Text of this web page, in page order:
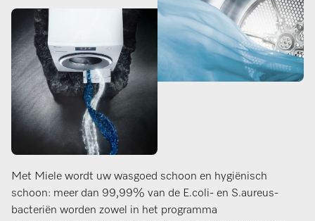
Met Miele wordt uw wasgoed schoon en hygiënisch
schoon: meer dan 99,99% van de E.coli- en S.aureus-
bacteriën worden zowel in het programma